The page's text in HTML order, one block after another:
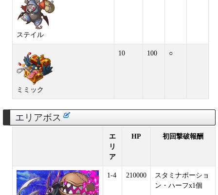
ステイル
ミミック
10 100 ○
エリアボス
エ
リ
ア
HP 初回撃破報酬
1-4 210000
スタミナポーショ
ン・ハーフx1個